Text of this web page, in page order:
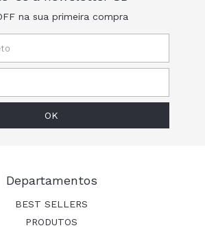
na sua primeira compra
Departamentos
BEST SELLERS
PRODUTOS